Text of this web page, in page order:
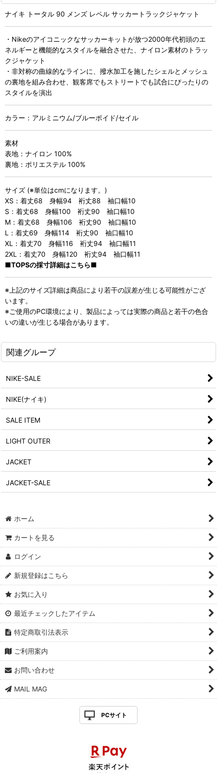
ナイキ トータル 90 メンズ レペル サッカートラックジャケット
・Nikeのアイコニックなサッカーキットが放つ2000年代初頭のエ
ネルギーと機能的なスタイルを融合させた、ナイロン素材のトラッ
クジャケット
・非対称の曲線的なラインに、撥水加工を施したシェルとメッシュ
の裏地を組み合わせ、観客席でもストリートでも試合にぴったりの
スタイルを演出
カラー：アルミニウム/ブルーボイド/セイル
素材
表地：ナイロン 100%
裏地：ポリエステル 100%
サイズ (※単位はcmになります。)
XS：着丈68 身幅94 裄丈88 袖口幅10
S：着丈68 身幅100 裄丈90 袖口幅10
M：着丈68 身幅106 裄丈90 袖口幅10
L：着丈69 身幅114 裄丈90 袖口幅10
XL：着丈70 身幅116 裄丈94 袖口幅11
2XL：着丈70 身幅120 裄丈94 袖口幅11
■TOPSの採寸詳細はこちら■
※上記のサイズ詳細は商品により若干の誤差が生じる可能性がござ
います。
※ご使用のPC環境により、製品によっては実際の商品と若干の色合
いの違いが生じる場合があります。
関連グループ
NIKE-SALE
NIKE(ナイキ)
SALE ITEM
LIGHT OUTER
JACKET
JACKET-SALE
ホーム
カートを見る
ログイン
新規登録はこちら
お気に入り
最近チェックしたアイテム
特定商取引法表示
ご利用案内
お問い合わせ
MAIL MAG
PCサイト